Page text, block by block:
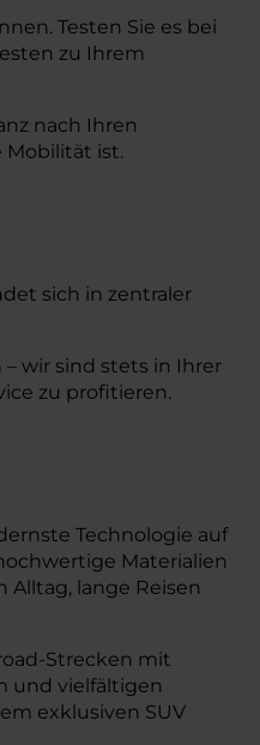
Testen Sie es bei
zu Ihrem
nach Ihren
Mobilität ist.
sich in zentraler
wir sind stets in Ihrer
zu profitieren.
Technologie auf
Materialien
Alltag, lange Reisen
Strecken mit
und vielfältigen
exklusiven SUV